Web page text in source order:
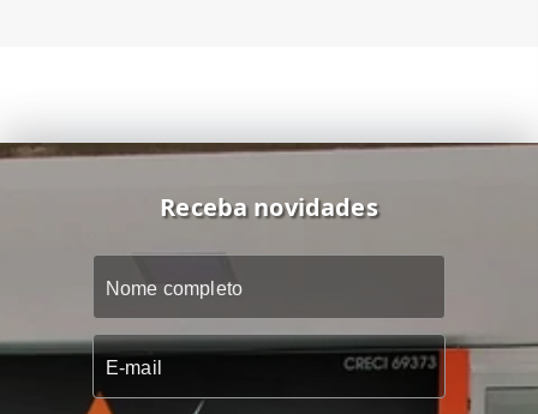
Receba novidades